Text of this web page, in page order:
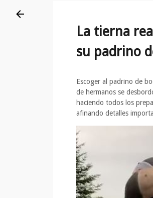
La tierna
su padrino
Escoger al padrino de
de hermanos se
haciendo todos los
afinando detalles